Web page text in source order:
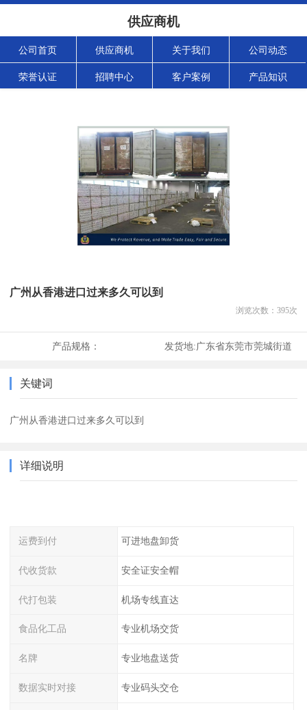
供应商机
公司首页 供应商机 关于我们 公司动态
荣誉认证 招聘中心 客户案例 产品知识
广州从香港进口过来多久可以到
浏览次数： 395次
产品规格： 发货地:广东省东莞市莞城街道
关键词
广州从香港进口过来多久可以到
详细说明
运费到付 可进地盘卸货
代收货款 安全证安全帽
代打包装 机场专线直达
食品化工品 专业机场交货
名牌 专业地盘送货
数据实时对接 专业码头交仓